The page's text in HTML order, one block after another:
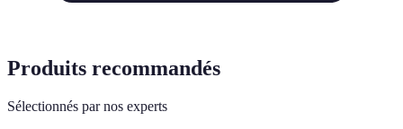
Produits recommandés
Sélectionnés par nos experts